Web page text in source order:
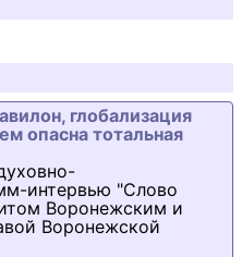
глобализация
опасна тотальная
интервью "Слово
Воронежским и
Воронежской